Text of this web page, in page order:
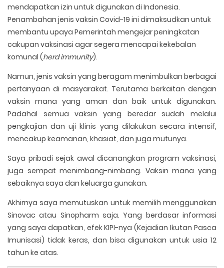
mendapatkan izin untuk digunakan di Indonesia.
Penambahan jenis vaksin Covid-19 ini dimaksudkan untuk
membantu upaya Pemerintah mengejar peningkatan
cakupan vaksinasi agar segera mencapai kekebalan
komunal (herd immunity).
Namun, jenis vaksin yang beragam menimbulkan berbagai
pertanyaan di masyarakat. Terutama berkaitan dengan
vaksin mana yang aman dan baik untuk digunakan.
Padahal semua vaksin yang beredar sudah melalui
pengkajian dan uji klinis yang dilakukan secara intensif,
mencakup keamanan, khasiat, dan juga mutunya.
Saya pribadi sejak awal dicanangkan program vaksinasi,
juga sempat menimbang-nimbang. Vaksin mana yang
sebaiknya saya dan keluarga gunakan.
Akhirnya saya memutuskan untuk memilih menggunakan
Sinovac atau Sinopharm saja. Yang berdasar informasi
yang saya dapatkan, efek KIPI-nya (Kejadian Ikutan Pasca
Imunisasi) tidak keras, dan bisa digunakan untuk usia 12
tahun ke atas.